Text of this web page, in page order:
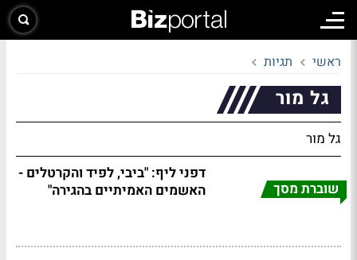
ראשי תגיות
גל מור
גל מור
שוברת מסך
דפני ליף: "ביבי, לפיד והקרטלים -
האשמים האמיתיים בהגירה"